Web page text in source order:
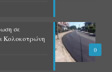
0
σε
Κολοκοτρώνη